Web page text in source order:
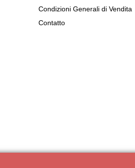
Condizioni Generali di Vendita
Contatto